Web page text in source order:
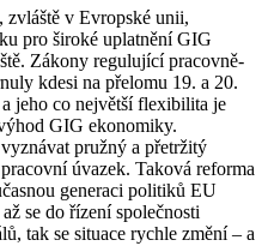
zvláště v Evropské unii,
pro široké uplatnění GIG
Zákony regulující pracovně-
kdesi na přelomu 19. a 20.
jeho co největší flexibilita je
GIG ekonomiky.
pružný a přetržitý
úvazek. Taková reforma
generaci politiků EU
se do řízení společnosti
tak se situace rychle změní – a